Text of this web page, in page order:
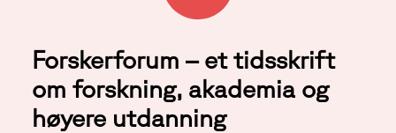
Forskerforum – et tidsskrift
om forskning, akademia og
høyere utdanning